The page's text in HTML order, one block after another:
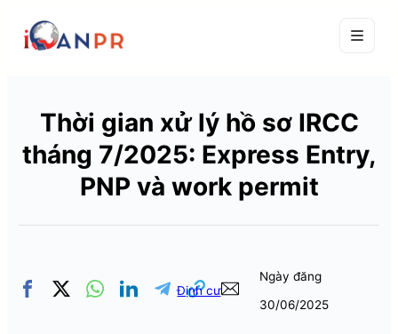
Thời gian xử lý hồ sơ IRCC
tháng 7/2025: Express Entry,
PNP và work permit
Định cư
Ngày đăng
30/06/2025